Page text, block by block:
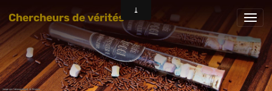
Chercheurs de vérités